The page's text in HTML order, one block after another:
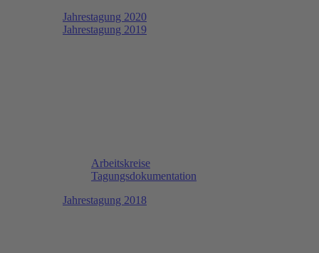
Jahrestagung 2020
Jahrestagung 2019
Arbeitskreise
Tagungsdokumentation
Jahrestagung 2018